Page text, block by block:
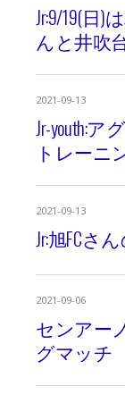
Jr:9/19(日
んと井吹
2021-09-13
Jr-youth:
トレーニ
2021-09-13
Jr:旭FCさ
2021-09-06
センアー
グマッチ